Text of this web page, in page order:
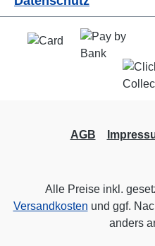
AGB
Alle Preise inkl.
Versandkosten und ggf.
anders